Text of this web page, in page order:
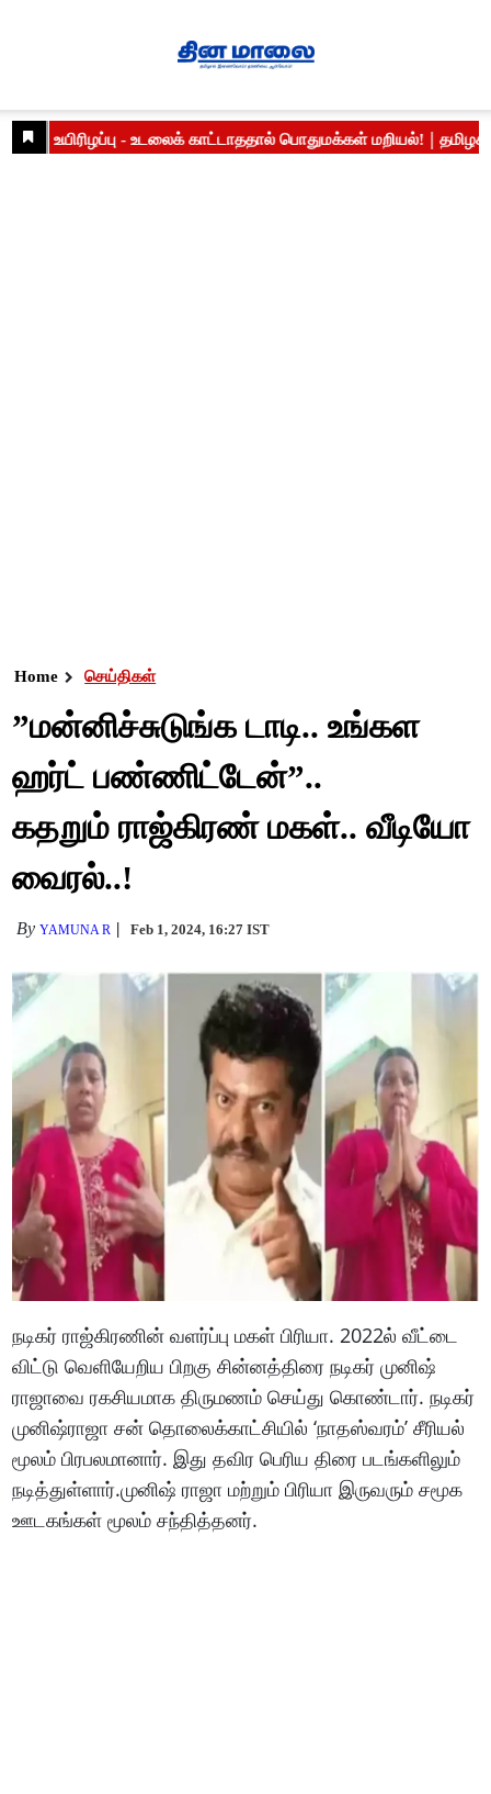
Home செய்திகள்
”மன்னிச்சுடுங்க டாடி.. உங்கள
ஹர்ட் பண்ணிட்டேன்”..
கதறும் ராஜ்கிரண் மகள்.. வீடியோ
வைரல்..!
ByYAMUNA R Feb 1, 2024, 16:27 IST
நடிகர் ராஜ்கிரணின் வளர்ப்பு மகள் பிரியா. 2022ல் வீட்டை
விட்டு வெளியேறிய பிறகு சின்னத்திரை நடிகர் முனிஷ்
ராஜாவை ரகசியமாக திருமணம் செய்து கொண்டார். நடிகர்
முனிஷ்ராஜா சன் தொலைக்காட்சியில் ‘நாதஸ்வரம்’ சீரியல்
மூலம் பிரபலமானார். இது தவிர பெரிய திரை படங்களிலும்
நடித்துள்ளார்.முனிஷ் ராஜா மற்றும் பிரியா இருவரும் சமூக
ஊடகங்கள் மூலம் சந்தித்தனர்.